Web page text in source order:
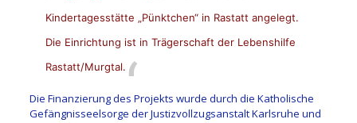
Kindertagesstätte „Pünktchen“ in Rastatt angelegt.
Die Einrichtung ist in Trägerschaft der Lebenshilfe
Rastatt/Murgtal.
Die Finanzierung des Projekts wurde durch die Katholische
Gefängnisseelsorge der Justizvollzugsanstalt Karlsruhe und